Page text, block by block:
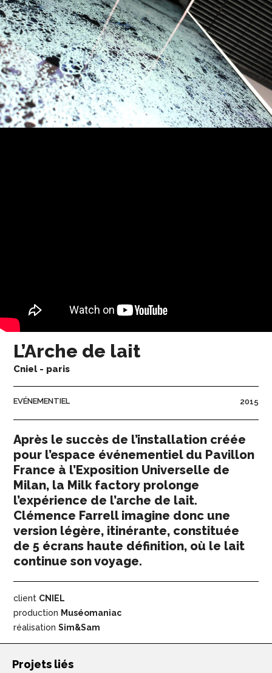
L’Arche de lait
Cniel - paris
EVÉNEMENTIEL 2015
Après le succès de l’installation créée
pour l’espace événementiel du Pavillon
France à l’Exposition Universelle de
Milan, la Milk factory prolonge
l’expérience de l’arche de lait.
Clémence Farrell imagine donc une
version légère, itinérante, constituée
de 5 écrans haute définition, où le lait
continue son voyage.
client CNIEL
production Muséomaniac
réalisationSim&Sam
Projets liés